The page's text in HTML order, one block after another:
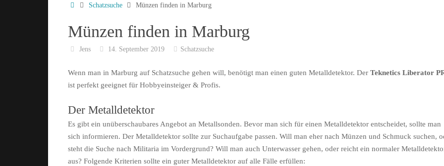
Schatzsuche Münzen finden in Marburg
Münzen finden in Marburg
Jens 14. September 2019 Schatzsuche
Wenn man in Marburg auf Schatzsuche gehen will, benötigt man einen guten Metalldetektor. Der Teknetics Liberator
ist perfekt geeignet für Hobbyeinsteiger & Profis.
Der Metalldetektor
Es gibt ein unüberschaubares Angebot an Metallsonden. Bevor man sich für einen Metalldetektor entscheidet, sollte man
sich informieren. Der Metalldetektor sollte zur Suchaufgabe passen. Will man eher nach Münzen und Schmuck suchen,
steht die Suche nach Militaria im Vordergrund? Will man auch Unterwasser gehen, oder reicht ein normaler
aus? Folgende Kriterien sollte ein guter Metalldetektor auf alle Fälle erfüllen: